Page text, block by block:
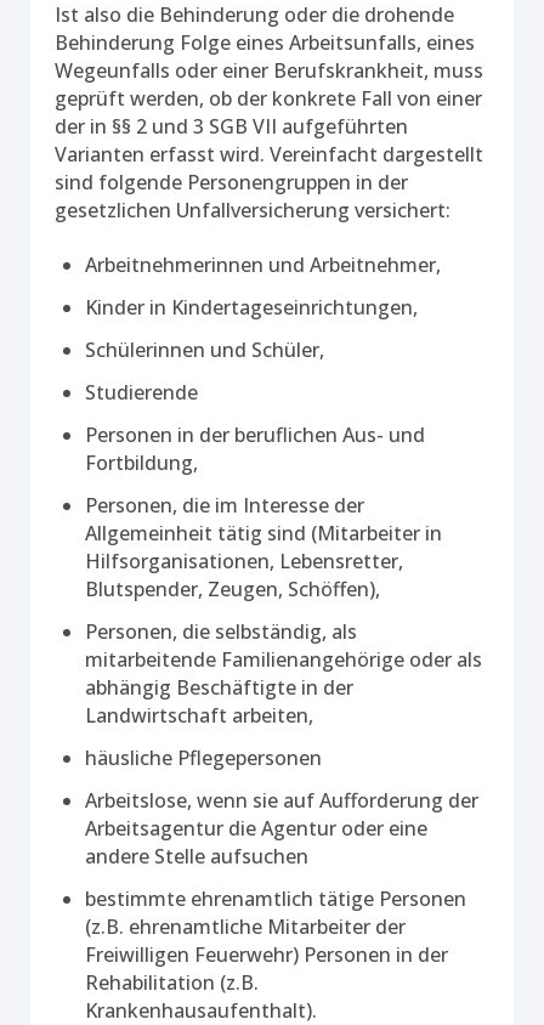
Ist also die Behinderung oder die drohende
Behinderung Folge eines Arbeitsunfalls, eines
Wegeunfalls oder einer Berufskrankheit, muss
geprüft werden, ob der konkrete Fall von einer
der in §§ 2 und 3 SGB VII aufgeführten
Varianten erfasst wird. Vereinfacht dargestellt
sind folgende Personengruppen in der
gesetzlichen Unfallversicherung versichert:
Arbeitnehmerinnen und Arbeitnehmer,
Kinder in Kindertageseinrichtungen,
Schülerinnen und Schüler,
Studierende
Personen in der beruflichen Aus- und
Fortbildung,
Personen, die im Interesse der
Allgemeinheit tätig sind (Mitarbeiter in
Hilfsorganisationen, Lebensretter,
Blutspender, Zeugen, Schöffen),
Personen, die selbständig, als
mitarbeitende Familienangehörige oder als
abhängig Beschäftigte in der
Landwirtschaft arbeiten,
häusliche Pflegepersonen
Arbeitslose, wenn sie auf Aufforderung der
Arbeitsagentur die Agentur oder eine
andere Stelle aufsuchen
bestimmte ehrenamtlich tätige Personen
(z.B. ehrenamtliche Mitarbeiter der
Freiwilligen Feuerwehr) Personen in der
Rehabilitation (z.B.
Krankenhausaufenthalt).